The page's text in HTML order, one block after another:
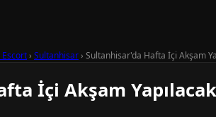
Escort› Sultanhisar› Sultanhisar'da Hafta İçi Akşam
İçi Akşam